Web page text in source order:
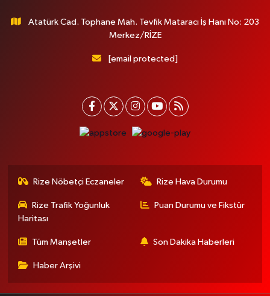
Atatürk Cad. Tophane Mah. Tevfik Mataracı İş Hanı No: 203
Merkez/RİZE
[email protected]
Rize Nöbetçi Eczaneler Rize Hava Durumu
Rize Trafik Yoğunluk
Haritası
Puan Durumu ve Fikstür
Tüm Manşetler Son Dakika Haberleri
Haber Arşivi